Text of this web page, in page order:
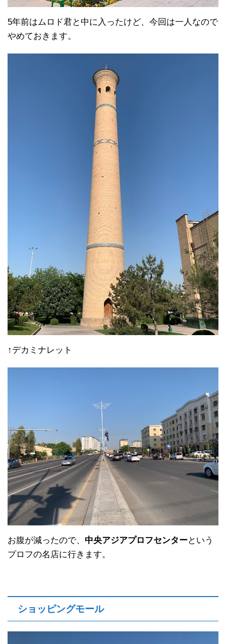
5年前はムロド君と中に入ったけど、今回は一人なので
やめておきます。
↑デカミナレット
お腹が減ったので、 中央アジアプロフセンターという
プロフの名店に行きます。
ショッピングモール